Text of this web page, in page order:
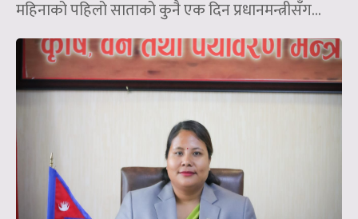
महिनाको पहिलो साताको कुनै एक दिन प्रधानमन्त्रीसँग...